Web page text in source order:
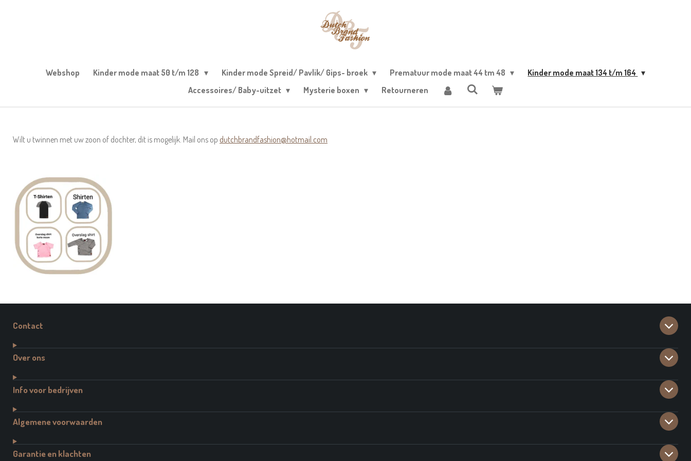
Webshop Kinder mode maat 50 t/m 128 Kinder mode Spreid/ Pavlik/ Gips- broek Prematuur mode maat 44 tm 48
Kinder mode maat 134 t/m 164
Accessoires/ Baby-uitzet
Mysterie boxen Retourneren
Wilt u twinnen met uw zoon of dochter, dit is mogelijk. Mail ons op dutchbrandfashion@hotmail.com
Contact
Over ons
Info voor bedrijven
Algemene voorwaarden
Garantie en klachten